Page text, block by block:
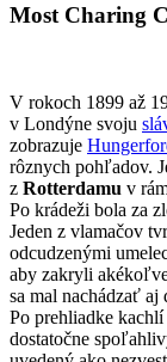
Most Charing
V rokoch 1899 až
v Londýne svoju
zobrazuje
rôznych pohľadov.
z Rotterdamu v
Po krádeži bola za
Jeden z vlamačov
odcudzenými
aby zakryli
sa mal nachádzať
Po prehliadke
dostatočne